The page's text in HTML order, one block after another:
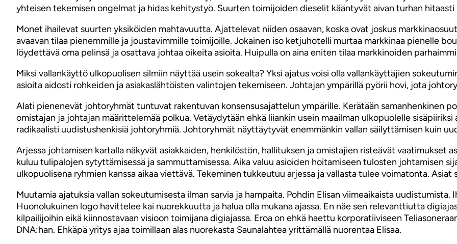
yhteisen tekemisen ongelmat ja hidas kehitystyö. Suurten toimijoiden dieselit kääntyvät aivan turhan
Monet ihailevat suurten yksiköiden mahtavuutta. Ajattelevat niiden osaavan, koska ovat joskus
avaavan tilaa pienemmille ja joustavimmille toimijoille. Jokainen iso ketjuhotelli murtaa markkinaa pienelle
löydettävä oma pelinsä ja osattava johtaa oikeita asioita. Huipulla on aina eniten tilaa markkinoiden
Miksi vallankäyttö ulkopuolisen silmiin näyttää usein sokealta? Yksi ajatus voisi olla vallankäyttäjien
asioita aidosti rohkeiden ja asiakaslähtöisten valintojen tekemiseen. Johtajan ympärillä pyörii hovi, jota
Alati pienenevät johtoryhmät tuntuvat rakentuvan konsensusajattelun ympärille. Kerätään samanhenkinen
omistajan ja johtajan määrittelemää polkua. Vetäydytään ehkä liiankin usein maailman ulkopuolelle
radikaalisti uudistushenkisiä johtoryhmiä. Johtoryhmät näyttäytyvät enemmänkin vallan säilyttämisen kuin
Arjessa johtamisen kartalla näkyvät asiakkaiden, henkilöstön, hallituksen ja omistajien risteävät vaatimukset
kuluu tulipalojen sytyttämisessä ja sammuttamisessa. Aika valuu asioiden hoitamiseen tulosten johtamisen
ulkopuolisena ryhmien kanssa aikaa viettävä. Tekeminen tukkeutuu arjessa ja vallasta tulee voimatonta.
Muutamia ajatuksia vallan sokeutumisesta ilman sarvia ja hampaita. Pohdin Elisan viimeaikaista
Huonolukuinen logo havittelee kai nuorekkuutta ja halua olla mukana ajassa. En näe sen relevanttiutta
kilpailijoihin eikä kiinnostavaan visioon toimijana digiajassa. Eroa on ehkä haettu korporatiiviseen
DNA:han. Ehkäpä yritys ajaa toimillaan alas nuorekasta Saunalahtea yrittämällä nuorentaa Elisaa.